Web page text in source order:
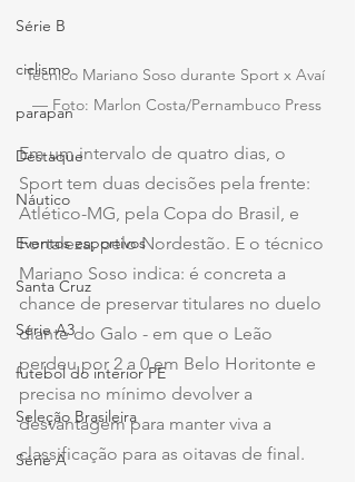
Série B
ciclismo
parapan
Destaque
Náutico
Eventos esportivos
Santa Cruz
Série A3
futebol do interior PE
Seleção Brasileira
Série A
Técnico Mariano Soso durante Sport x Avaí
— Foto: Marlon Costa/Pernambuco Press
Em um intervalo de quatro dias, o
Sport tem duas decisões pela frente:
Atlético-MG, pela Copa do Brasil, e
Fortaleza, pelo Nordestão. E o técnico
Mariano Soso indica: é concreta a
chance de preservar titulares no duelo
diante do Galo - em que o Leão
perdeu por 2 a 0 em Belo Horitonte e
precisa no mínimo devolver a
desvantagem para manter viva a
classificação para as oitavas de final.